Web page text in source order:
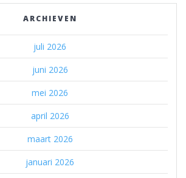
ARCHIEVEN
juli 2026
juni 2026
mei 2026
april 2026
maart 2026
januari 2026